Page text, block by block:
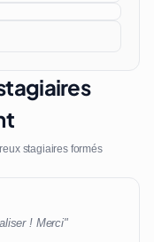
stagiaires formés
! Merci"